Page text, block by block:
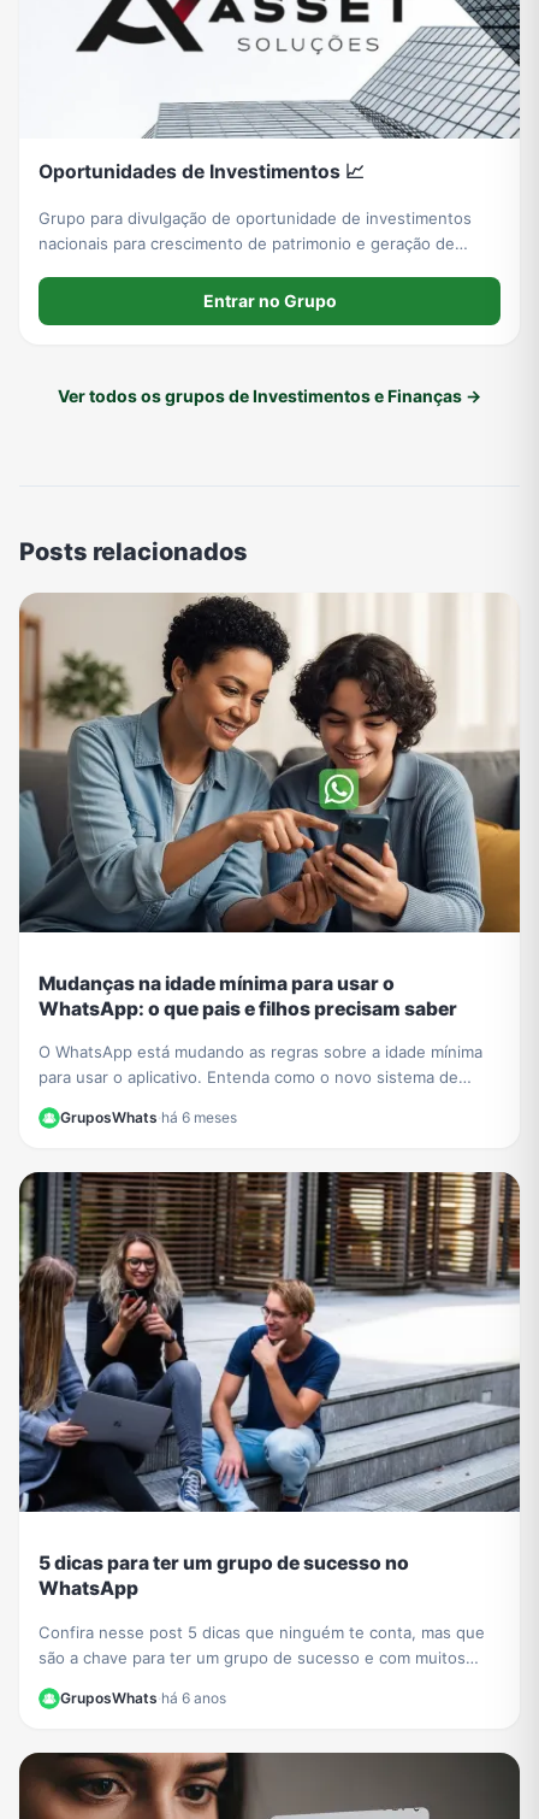
Oportunidades de Investimentos 📈
Grupo para divulgação de oportunidade de investimentos
nacionais para crescimento de patrimonio e geração de
Entrar no Grupo
Ver todos os grupos de Investimentos e Finanças →
Posts relacionados
Mudanças na idade mínima para usar o
WhatsApp: o que pais e filhos precisam saber
O WhatsApp está mudando as regras sobre a idade mínima
para usar o aplicativo. Entenda como o novo sistema de
contas supervisionadas para crianças vai funcionar.
GruposWhats·há 6 meses
5 dicas para ter um grupo de sucesso no
WhatsApp
Confira nesse post 5 dicas que ninguém te conta, mas que
são a chave para ter um grupo de sucesso e com muitos
GruposWhats·há 6 anos